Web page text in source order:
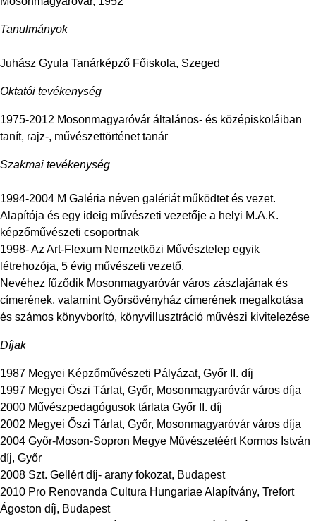
Tanulmányok
Juhász Gyula Tanárképző Főiskola, Szeged
Oktatói tevékenység
1975-2012 Mosonmagyaróvár általános- és középiskoláiban
tanít, rajz-, művészettörténet tanár
Szakmai tevékenység
1994-2004 M Galéria néven galériát működtet és vezet.
Alapítója és egy ideig művészeti vezetője a helyi M.A.K.
képzőművészeti csoportnak
1998- Az Art-Flexum Nemzetközi Művésztelep egyik
létrehozója, 5 évig művészeti vezető.
Nevéhez fűződik Mosonmagyaróvár város zászlajának és
címerének, valamint Győrsövényház címerének megalkotása
és számos könyvborító, könyvillusztráció művészi kivitelezése
Díjak
1987 Megyei Képzőművészeti Pályázat, Győr II. díj
1997 Megyei Őszi Tárlat, Győr, Mosonmagyaróvár város díja
2000 Művészpedagógusok tárlata Győr II. díj
2002 Megyei Őszi Tárlat, Győr, Mosonmagyaróvár város díja
2004 Győr-Moson-Sopron Megye Művészetéért Kormos István
díj, Győr
2008 Szt. Gellért díj- arany fokozat, Budapest
2010 Pro Renovanda Cultura Hungariae Alapítvány, Trefort
Ágoston díj, Budapest